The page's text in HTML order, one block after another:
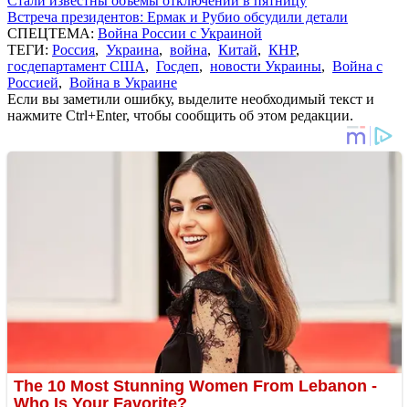
Встреча президентов: Ермак и Рубио обсудили детали
СПЕЦТЕМА: Война России с Украиной
ТЕГИ: Россия, Украина, война, Китай, КНР,
госдепартамент США, Госдеп, новости Украины, Война с
Россией, Война в Украине
Если вы заметили ошибку, выделите необходимый текст и
нажмите Ctrl+Enter, чтобы сообщить об этом редакции.